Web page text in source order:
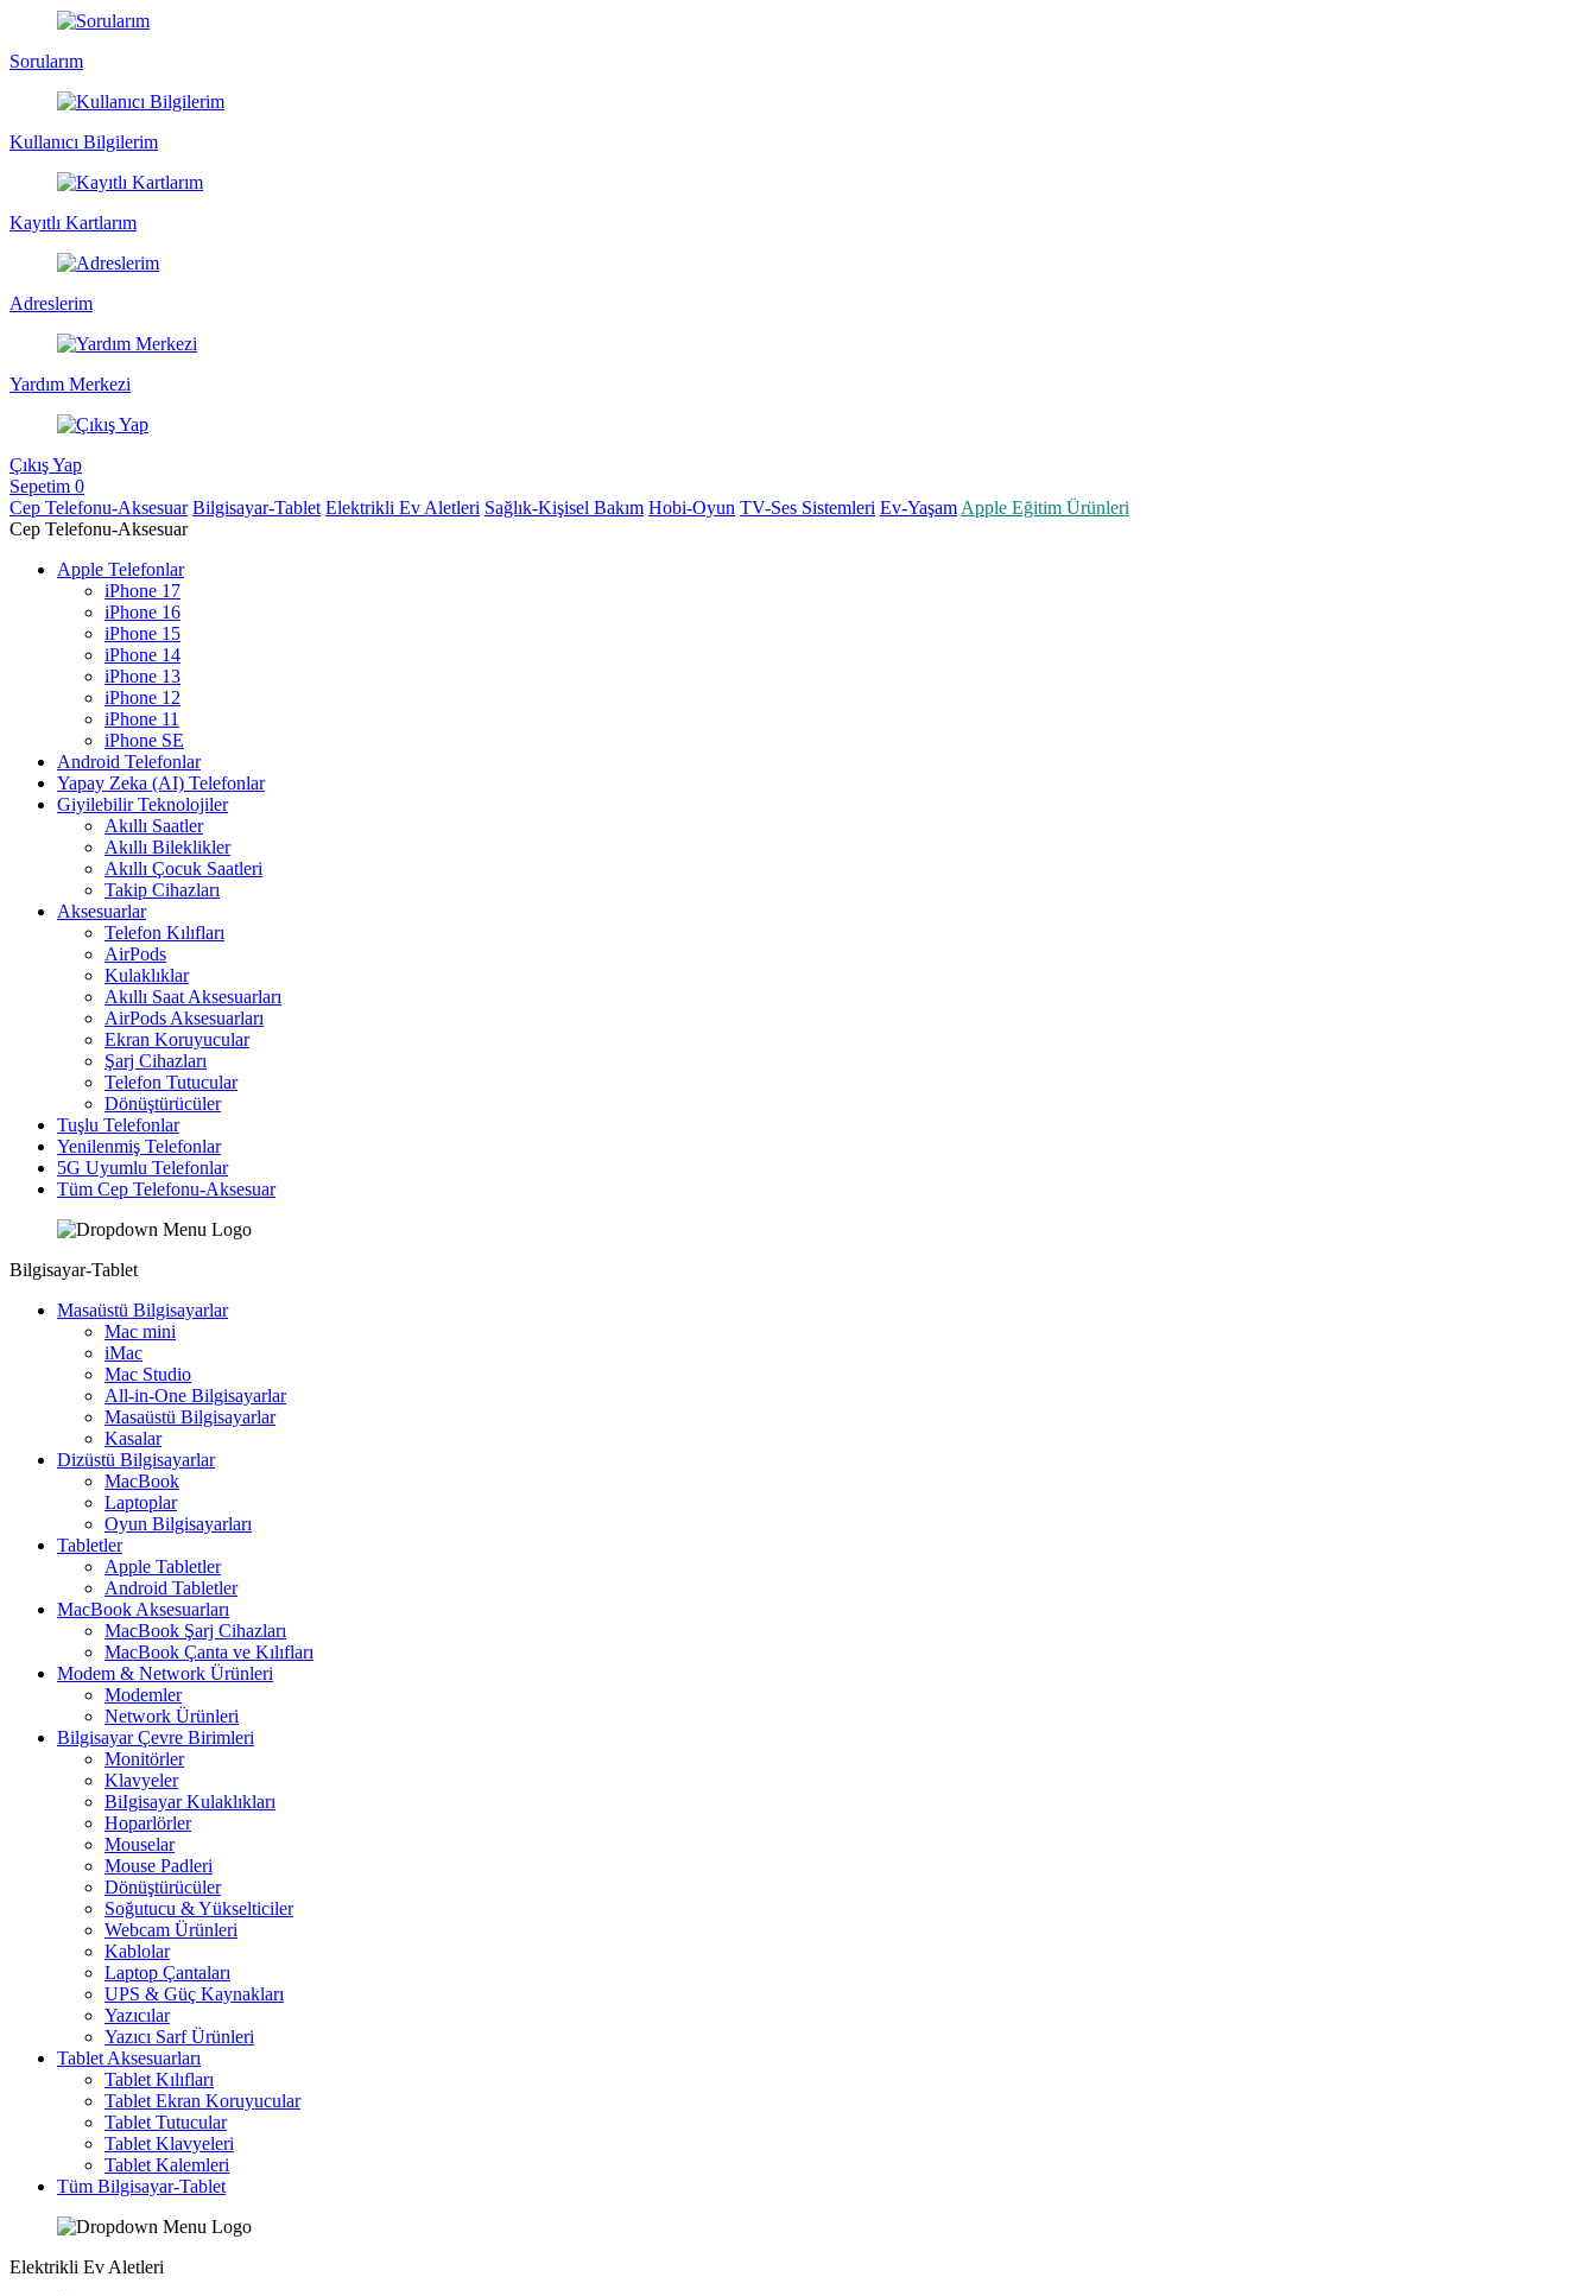
Sorularım
Kullanıcı Bilgilerim
Kayıtlı Kartlarım
Adreslerim
Yardım Merkezi
Çıkış Yap
Sepetim 0
Cep Telefonu-Aksesuar Bilgisayar-Tablet Elektrikli Ev Aletleri Sağlık-Kişisel Bakım Hobi-Oyun TV-Ses Sistemleri Ev-Yaşam Apple Eğitim Ürünleri
Cep Telefonu-Aksesuar
Apple Telefonlar
iPhone 17
iPhone 16
iPhone 15
iPhone 14
iPhone 13
iPhone 12
iPhone 11
iPhone SE
Android Telefonlar
Yapay Zeka (AI) Telefonlar
Giyilebilir Teknolojiler
Akıllı Saatler
Akıllı Bileklikler
Akıllı Çocuk Saatleri
Takip Cihazları
Aksesuarlar
Telefon Kılıfları
AirPods
Kulaklıklar
Akıllı Saat Aksesuarları
AirPods Aksesuarları
Ekran Koruyucular
Şarj Cihazları
Telefon Tutucular
Dönüştürücüler
Tuşlu Telefonlar
Yenilenmiş Telefonlar
5G Uyumlu Telefonlar
Tüm Cep Telefonu-Aksesuar
Bilgisayar-Tablet
Masaüstü Bilgisayarlar
Mac mini
iMac
Mac Studio
All-in-One Bilgisayarlar
Masaüstü Bilgisayarlar
Kasalar
Dizüstü Bilgisayarlar
MacBook
Laptoplar
Oyun Bilgisayarları
Tabletler
Apple Tabletler
Android Tabletler
MacBook Aksesuarları
MacBook Şarj Cihazları
MacBook Çanta ve Kılıfları
Modem & Network Ürünleri
Modemler
Network Ürünleri
Bilgisayar Çevre Birimleri
Monitörler
Klavyeler
BiIgisayar Kulaklıkları
Hoparlörler
Mouselar
Mouse Padleri
Dönüştürücüler
Soğutucu & Yükselticiler
Webcam Ürünleri
Kablolar
Laptop Çantaları
UPS & Güç Kaynakları
Yazıcılar
Yazıcı Sarf Ürünleri
Tablet Aksesuarları
Tablet Kılıfları
Tablet Ekran Koruyucular
Tablet Tutucular
Tablet Klavyeleri
Tablet Kalemleri
Tüm Bilgisayar-Tablet
Elektrikli Ev Aletleri